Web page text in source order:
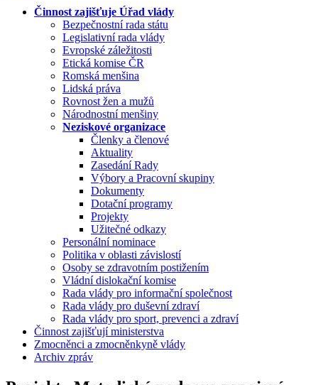
Činnost zajišťuje Úřad vlády
Bezpečnostní rada státu
Legislativní rada vlády
Evropské záležitosti
Etická komise ČR
Romská menšina
Lidská práva
Rovnost žen a mužů
Národnostní menšiny
Neziskové organizace
Členky a členové
Aktuality
Zasedání Rady
Výbory a Pracovní skupiny
Dokumenty
Dotační programy
Projekty
Užitečné odkazy
Personální nominace
Politika v oblasti závislostí
Osoby se zdravotním postižením
Vládní dislokační komise
Rada vlády pro informační společnost
Rada vlády pro duševní zdraví
Rada vlády pro sport, prevenci a zdraví
Činnost zajišťují ministerstva
Zmocněnci a zmocněnkyně vlády
Archiv zpráv